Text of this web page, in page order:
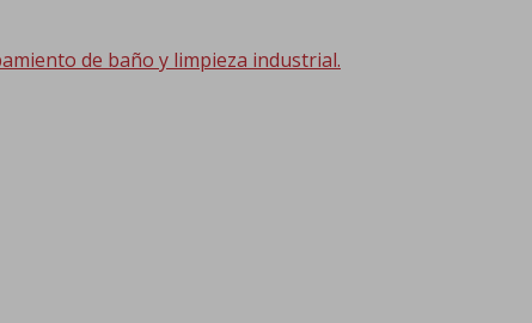
de baño y limpieza industrial.